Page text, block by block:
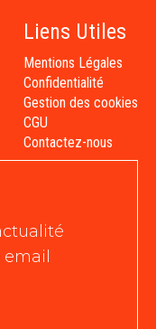
Liens Utiles
Mentions Légales
Confidentialité
Gestion des cookies
CGU
Contactez-nous